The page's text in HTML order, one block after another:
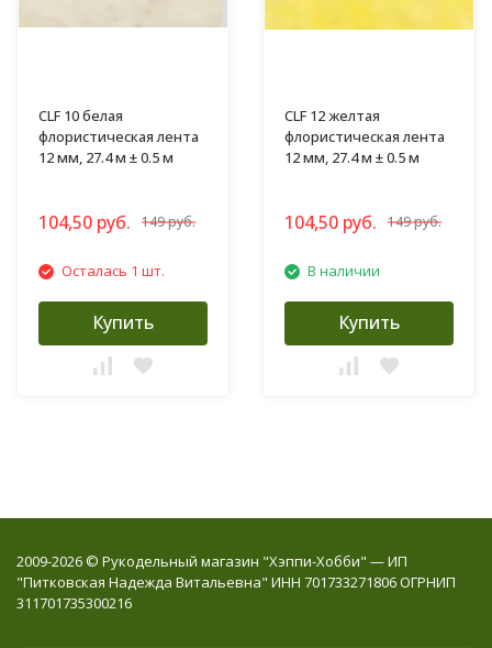
CLF 10 белая
флористическая лента
12 мм, 27.4 м ± 0.5 м
104,50 руб. 149 руб.
Осталась 1 шт.
Купить
CLF 12 желтая
флористическая лента
12 мм, 27.4 м ± 0.5 м
104,50 руб. 149 руб.
В наличии
Купить
2009-2026 © Рукодельный магазин "Хэппи-Хобби" — ИП
"Питковская Надежда Витальевна" ИНН 701733271806 ОГРНИП
311701735300216